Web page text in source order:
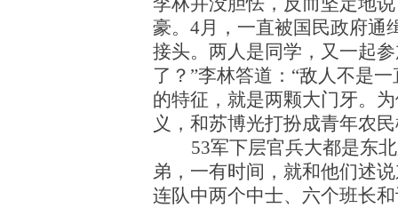
豪。4月，一直被国民政府通
接头。两人是同学，又一起
了？”李林答道：“敌人不是
的特征，就是两颗大门牙。
义，和苏博光打扮成青年农
53军下层官兵大都是东
弟，一有时间，就和他们述
连队中两个中士、六个班长